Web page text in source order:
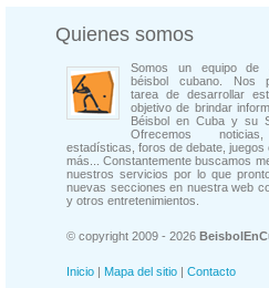
Quienes somos
Somos un equipo de
béisbol cubano. Nos
tarea de desarrollar
objetivo de brindar
Béisbol en Cuba y su
Ofrecemos
estadísticas, foros de debate, juegos
más... Constantemente buscamos
nuestros servicios por lo que
nuevas secciones en nuestra web
y otros entretenimientos.
© copyright 2009 - 2026
Inicio | Mapa del sitio | Contacto